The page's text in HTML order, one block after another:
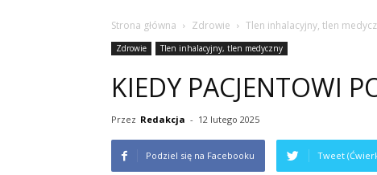
Strona główna Zdrowie Tlen inhalacyjny, tlen
Zdrowie Tlen inhalacyjny, tlen medyczny
KIEDY PACJENTOWI
Przez Redakcja - 12 lutego 2025
Podziel się na Facebooku Tweet